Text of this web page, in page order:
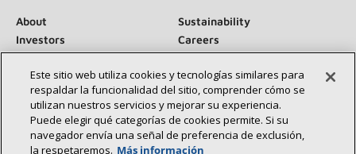
About
Sustainability
Investors
Careers
Suppliers
Contact Us
Newsroom
Conéctese con nosotros:
Este sitio web utiliza cookies y tecnologías similares para
respaldar la funcionalidad del sitio, comprender cómo se
utilizan nuestros servicios y mejorar su experiencia.
Puede elegir qué categorías de cookies permite. Si su
navegador envía una señal de preferencia de exclusión,
la respetaremos. Más información